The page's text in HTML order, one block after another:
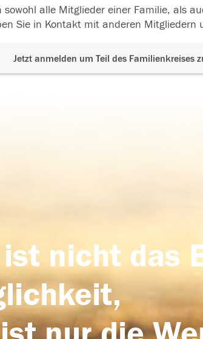
alle Mitglieder einer Familie, als
Sie in Kontakt mit anderen
Jetzt anmelden um Teil des Familienkreises
ist nicht das